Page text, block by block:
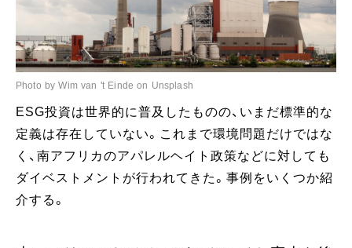
Photo by Wim van 't Einde on Unsplash
ESG投資は世界的に普及したものの、いまだ標準的な
定義は存在していない。これまで環境問題だけではな
く、南アフリカのアパレルヘイト政策などに対しても
ダイベストメントが行われてきた。事例をいくつか紹
介する。